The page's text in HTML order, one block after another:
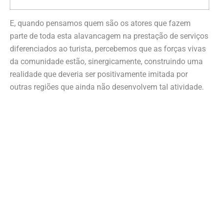
E, quando pensamos quem são os atores que fazem
parte de toda esta alavancagem na prestação de serviços
diferenciados ao turista, percebemos que as forças vivas
da comunidade estão, sinergicamente, construindo uma
realidade que deveria ser positivamente imitada por
outras regiões que ainda não desenvolvem tal atividade.